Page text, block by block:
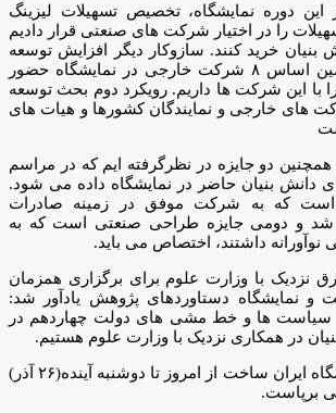
این دوره نمایشگاه، تخصیص تسهیلات لیزینگ
را در اختیار شرکت های صنعتی قرار دادیم
خرید کنند. سازوکار دیگر افزایش توسعه
صادرات است. بر همین اساس ۸ شرکت خارجی در نمایشگاه حضور
را با این شرکت ها داریم. رویکرد دوم بحث توسعه
های خارجی و نمایندگان کشورها و هیات های
دو جایزه در نظرگرفته ایم که در مراسم
دانش بنیان حاضر در نمایشگاه داده می شود.
است که به شرکت موفق در زمینه صادرات
شد و دومی جایزه طراحی صنعتی است که به
داشتند، اختصاص می باید.
نزدیک با وزارت علوم برای برگزاری همزمان
و نمایشگاه دستاوردهای پژوهش یادآور شد:
سیاست ها و خط مشی های دولت چهاردهم در
در همکاری نزدیک با وزارت علوم هستیم.
به گزارش ایرنا، نمایشگاه ایران ساخت از امروز تا دوشنبه آینده(۲۶ آذر)
برپاست.